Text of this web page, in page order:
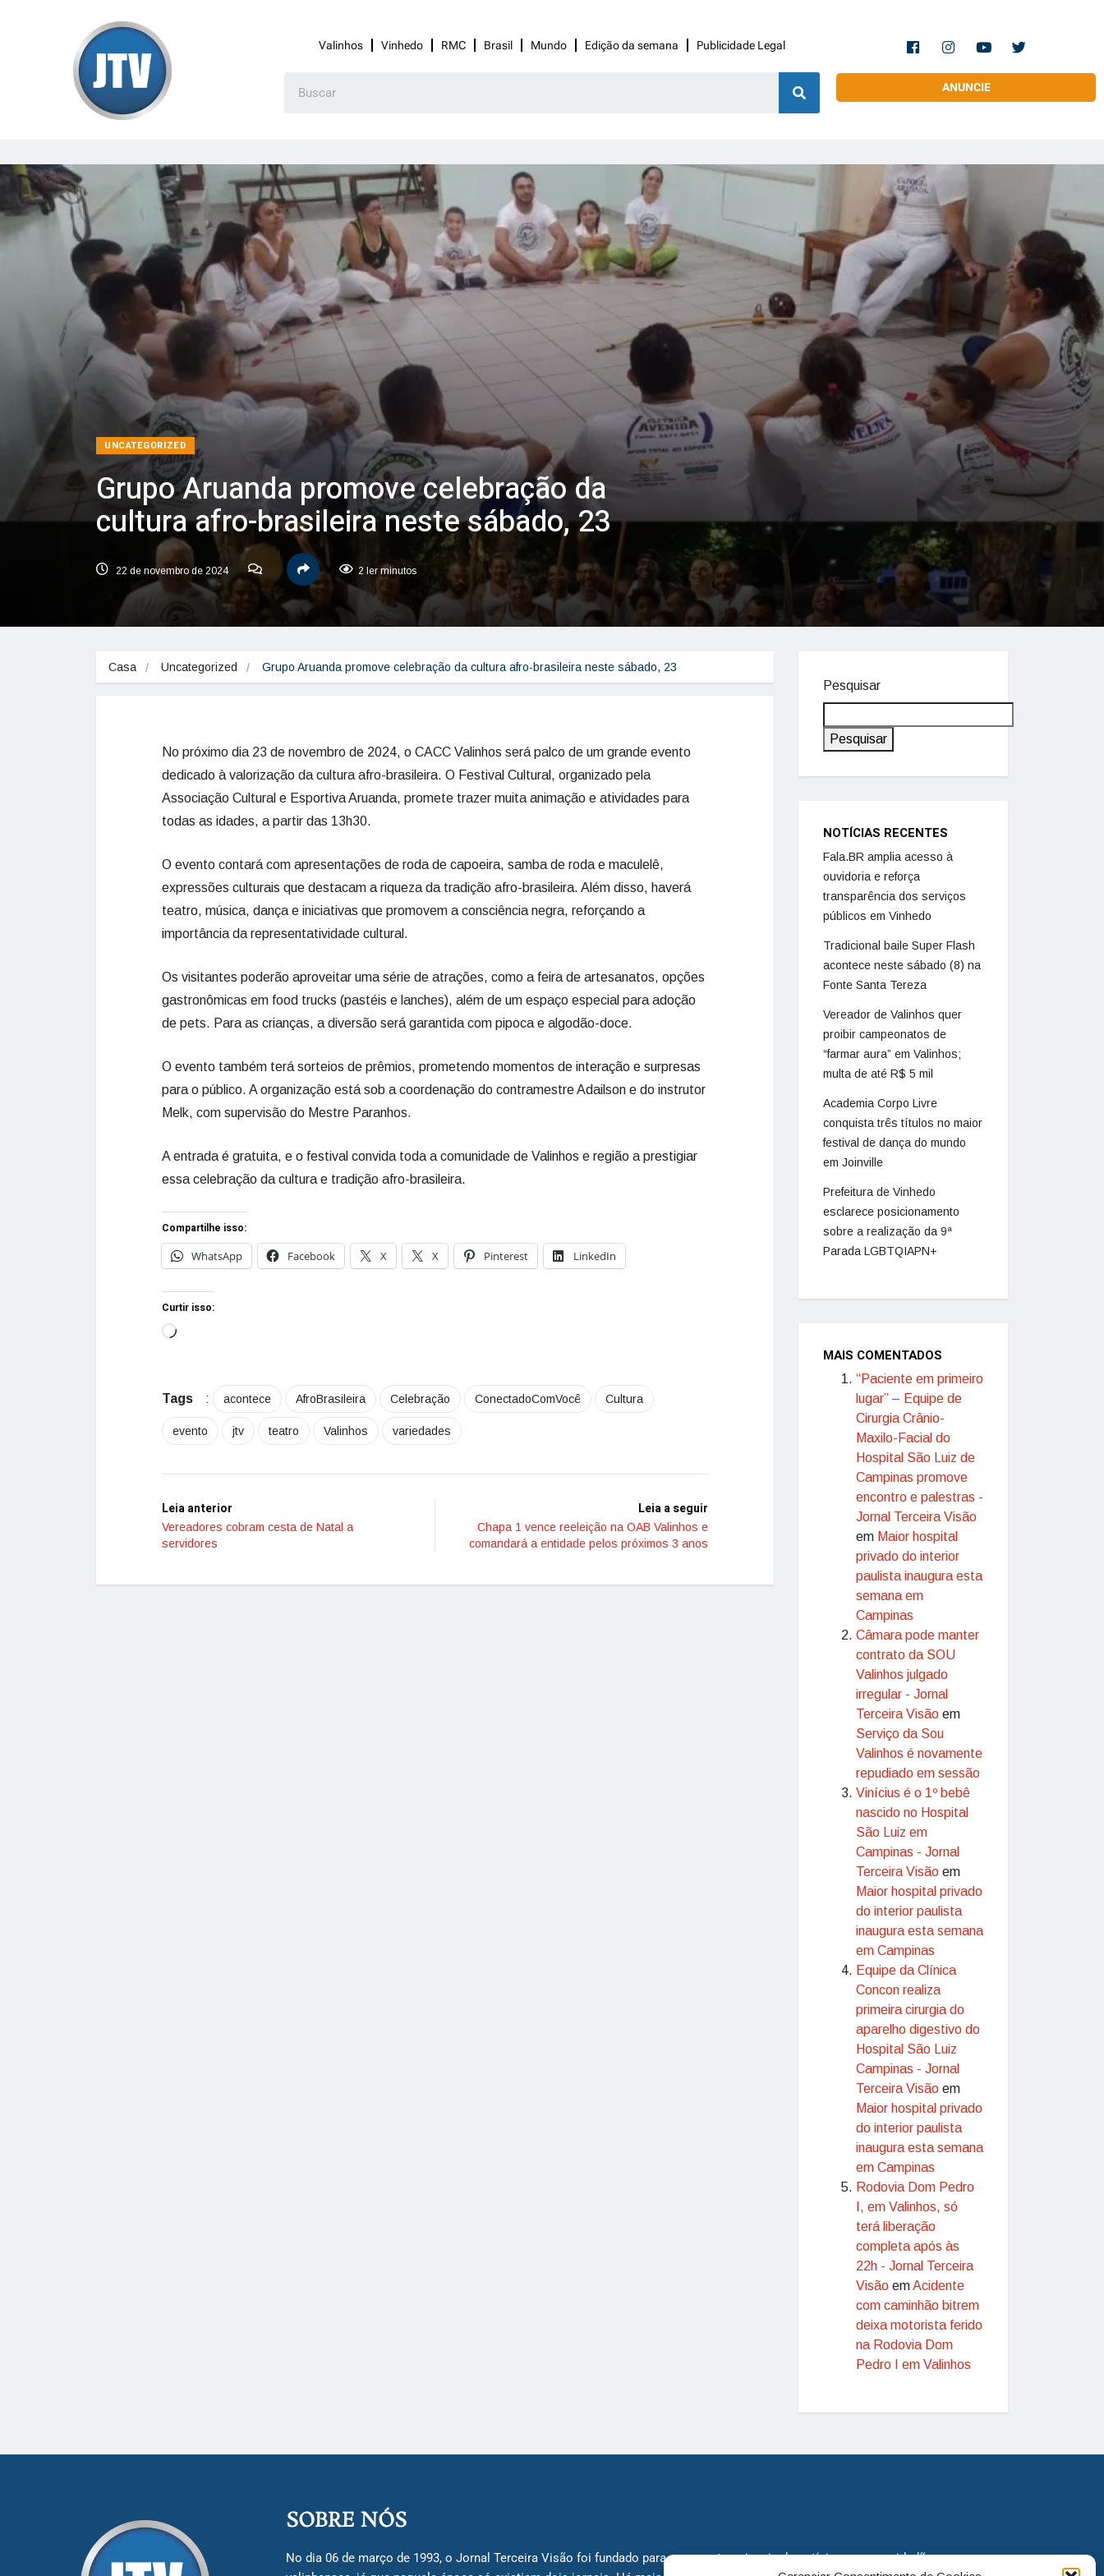
Valinhos Vinhedo RMC Brasil Mundo Edição da semana Publicidade Legal
ANUNCIE
UNCATEGORIZED
Grupo Aruanda promove celebração da
cultura afro-brasileira neste sábado, 23
22 de novembro de 2024 2 ler minutos
Casa Uncategorized Grupo Aruanda promove celebração da cultura afro-brasileira neste sábado, 23
No próximo dia 23 de novembro de 2024, o CACC Valinhos será palco de um grande evento
dedicado à valorização da cultura afro-brasileira. O Festival Cultural, organizado pela
Associação Cultural e Esportiva Aruanda, promete trazer muita animação e atividades para
todas as idades, a partir das 13h30.
O evento contará com apresentações de roda de capoeira, samba de roda e maculelê,
expressões culturais que destacam a riqueza da tradição afro-brasileira. Além disso, haverá
teatro, música, dança e iniciativas que promovem a consciência negra, reforçando a
importância da representatividade cultural.
Os visitantes poderão aproveitar uma série de atrações, como a feira de artesanatos, opções
gastronômicas em food trucks (pastéis e lanches), além de um espaço especial para adoção
de pets. Para as crianças, a diversão será garantida com pipoca e algodão-doce.
O evento também terá sorteios de prêmios, prometendo momentos de interação e surpresas
para o público. A organização está sob a coordenação do contramestre Adailson e do instrutor
Melk, com supervisão do Mestre Paranhos.
A entrada é gratuita, e o festival convida toda a comunidade de Valinhos e região a prestigiar
essa celebração da cultura e tradição afro-brasileira.
Compartilhe isso:
WhatsApp
Facebook X X Pinterest LinkedIn
Curtir isso:
Tags : acontece AfroBrasileira Celebração ConectadoComVocê Cultura
evento jtv teatro Valinhos variedades
Leia anterior
Vereadores cobram cesta de Natal a
servidores
Leia a seguir
Chapa 1 vence reeleição na OAB Valinhos e
comandará a entidade pelos próximos 3 anos
Pesquisar
Pesquisar
NOTÍCIAS RECENTES
Fala.BR amplia acesso à
ouvidoria e reforça
transparência dos serviços
públicos em Vinhedo
Tradicional baile Super Flash
acontece neste sábado (8) na
Fonte Santa Tereza
Vereador de Valinhos quer
proibir campeonatos de
“farmar aura” em Valinhos;
multa de até R$ 5 mil
Academia Corpo Livre
conquista três títulos no maior
festival de dança do mundo
em Joinville
Prefeitura de Vinhedo
esclarece posicionamento
sobre a realização da 9ª
Parada LGBTQIAPN+
MAIS COMENTADOS
“Paciente em primeiro
lugar” – Equipe de
Cirurgia Crânio-
Maxilo-Facial do
Hospital São Luiz de
Campinas promove
encontro e palestras -
Jornal Terceira Visão
em Maior hospital
privado do interior
paulista inaugura esta
semana em
Campinas
Câmara pode manter
contrato da SOU
Valinhos julgado
irregular - Jornal
Terceira Visão em
Serviço da Sou
Valinhos é novamente
repudiado em sessão
Vinícius é o 1º bebê
nascido no Hospital
São Luiz em
Campinas - Jornal
Terceira Visão em
Maior hospital privado
do interior paulista
inaugura esta semana
em Campinas
Equipe da Clínica
Concon realiza
primeira cirurgia do
aparelho digestivo do
Hospital São Luiz
Campinas - Jornal
Terceira Visão em
Maior hospital privado
do interior paulista
inaugura esta semana
em Campinas
Rodovia Dom Pedro
I, em Valinhos, só
terá liberação
completa após às
22h - Jornal Terceira
Visão emAcidente
com caminhão bitrem
deixa motorista ferido
na Rodovia Dom
Pedro I em Valinhos
SOBRE NÓS
No dia 06 de março de 1993, o Jornal Terceira Visão foi fundado para ser uma terceira via de notícias para os cidadãos